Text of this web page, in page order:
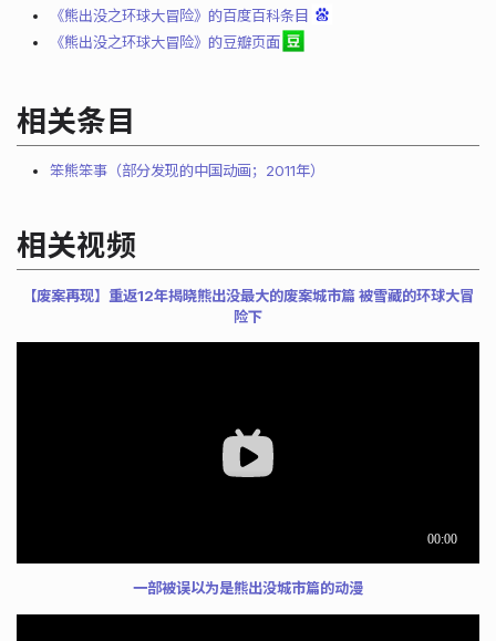
《熊出没之环球大冒险》的百度百科条目
《熊出没之环球大冒险》的豆瓣页面
相关条目
笨熊笨事（部分发现的中国动画；2011年）
相关视频
【废案再现】重返12年揭晓熊出没最大的废案城市篇 被雪藏的环球大冒
险下
一部被误以为是熊出没城市篇的动漫